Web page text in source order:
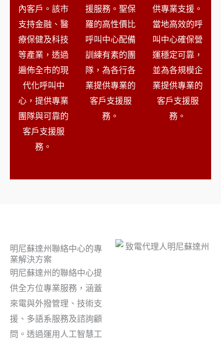
內客戶。該市
支持金融、醫
療保健及科技
等產業，透過
遍佈全市的現
代化呼叫中
心，提供專業
團隊與可靠的
客戶支援服
務。
援服務。聖保
羅的高性價比
呼叫中心配備
訓練有素的團
隊，為各行各
業提供專業的
客戶支援服
務。
供專業支援。
當地高效的呼
叫中心確保營
運穩定可靠，
並為各規模企
業提供專業的
客戶支援服
務。
明尼蘇達州聯絡中心的專
業解決方案
明尼蘇達州的聯絡中心提
供全方位專業服務，涵蓋
來電與外撥管理、技術支
援、多語系服務及諮詢顧
問。透過運用人工智慧工